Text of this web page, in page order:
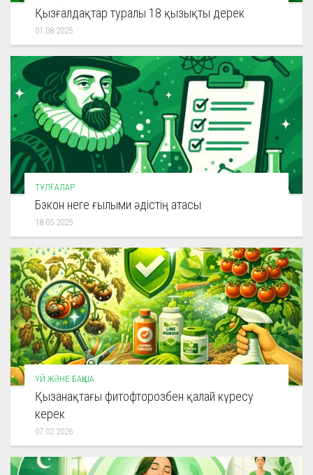
Қызғалдақтар туралы 18 қызықты дерек
01.08.2025
ТҰЛҒАЛАР
Бэкон неге ғылыми әдістің атасы
18.05.2025
ҮЙ ЖӘНЕ БАҚША
Қызанақтағы фитофторозбен қалай күресу
керек
07.02.2026